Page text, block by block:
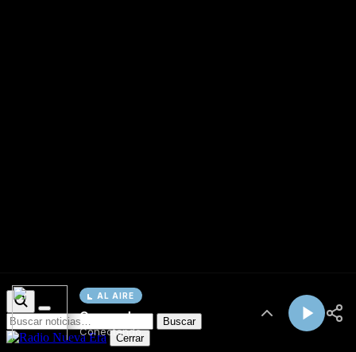
AL AIRE
Cargando...
Conectando...